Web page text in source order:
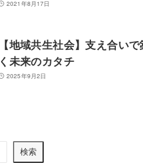
2021年8月17日
【地域共生社会】支え合いで
く未来のカタチ
2025年9月2日
検索